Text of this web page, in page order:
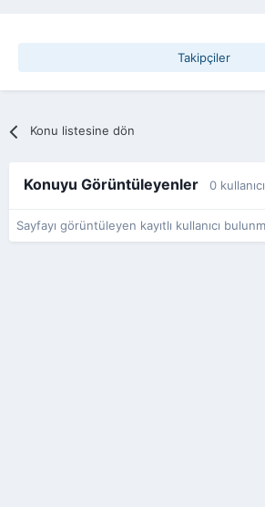
Takipçiler
Konu listesine dön
Konuyu Görüntüleyenler 0 kullanıcı
Sayfayı görüntüleyen kayıtlı kullanıcı